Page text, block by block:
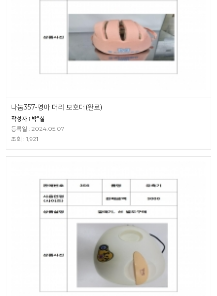
나눔357-영아 머리 보호대(완료)
작성자 : 박*실
등록일 : 2024.05.07
조회 : 1,921